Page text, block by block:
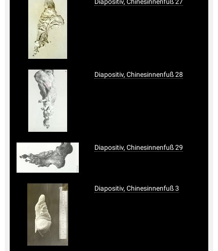
Diapositiv, Chinesinnenfuß 28
Diapositiv, Chinesinnenfuß 29
Diapositiv, Chinesinnenfuß 3